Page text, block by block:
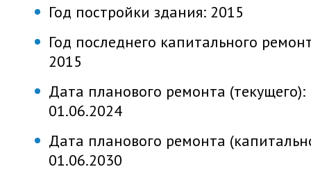
Год постройки здания: 2015
Год последнего капитального
2015
Дата планового ремонта (текущего):
01.06.2024
Дата планового ремонта
01.06.2030